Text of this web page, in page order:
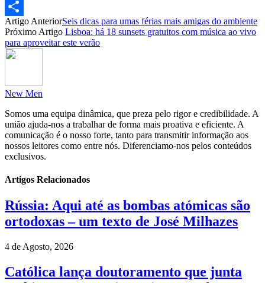
Email
Partilhar
Artigo AnteriorSeis dicas para umas férias mais amigas do ambiente
Próximo Artigo Lisboa: há 18 sunsets gratuitos com música ao vivo
para aproveitar este verão
New Men
Somos uma equipa dinâmica, que preza pelo rigor e credibilidade. A
união ajuda-nos a trabalhar de forma mais proativa e eficiente. A
comunicação é o nosso forte, tanto para transmitir informação aos
nossos leitores como entre nós. Diferenciamo-nos pelos conteúdos
exclusivos.
Artigos Relacionados
Rússia: Aqui até as bombas atómicas são
ortodoxas – um texto de José Milhazes
4 de Agosto, 2026
Católica lança doutoramento que junta